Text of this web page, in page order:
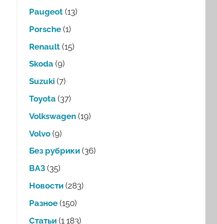
Paugeot(13)
Porsche(1)
Renault(15)
Skoda(9)
Suzuki(7)
Toyota(37)
Volkswagen(19)
Volvo(9)
Без рубрики(36)
ВАЗ(35)
Новости(283)
Разное(150)
Статьи(1 183)